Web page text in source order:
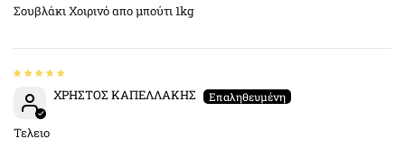
Σουβλάκι Χοιρινό απο μπούτι 1kg
ΧΡΗΣΤΟΣ ΚΑΠΕΛΛΑΚΗΣ
Τελειο